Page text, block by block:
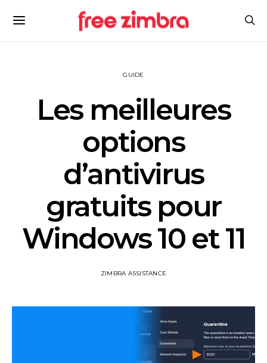
GUIDE
Les meilleures
options
d’antivirus
gratuits pour
Windows 10 et 11
ZIMBRA ASSISTANCE